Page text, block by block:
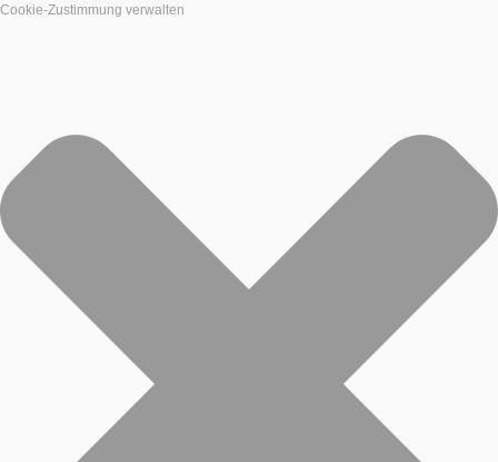
Cookie-Zustimmung verwalten